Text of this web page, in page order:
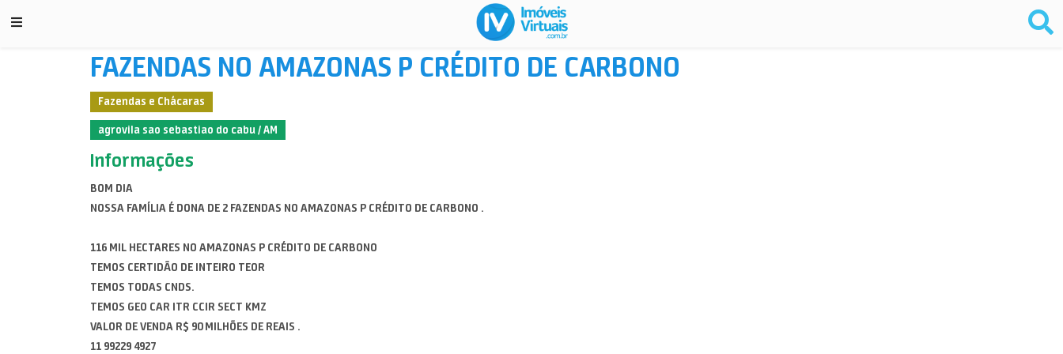
FAZENDAS NO AMAZONAS P CRÉDITO DE CARBONO
Fazendas e Chácaras
agrovila sao sebastiao do cabu / AM
Informações
BOM DIA
NOSSA FAMÍLIA É DONA DE 2 FAZENDAS NO AMAZONAS P CRÉDITO DE CARBONO .
116 MIL HECTARES NO AMAZONAS P CRÉDITO DE CARBONO
TEMOS CERTIDÃO DE INTEIRO TEOR
TEMOS TODAS CNDS.
TEMOS GEO CAR ITR CCIR SECT KMZ
VALOR DE VENDA R$ 90 MILHÕES DE REAIS .
11 99229 4927